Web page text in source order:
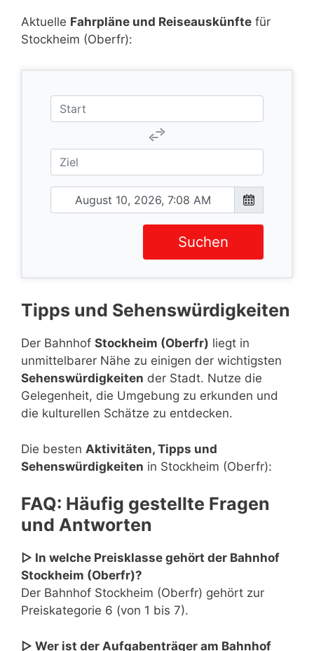
Aktuelle Fahrpläne und Reiseauskünfte für
Stockheim (Oberfr):
Suchen
Tipps und Sehenswürdigkeiten
Der Bahnhof Stockheim (Oberfr) liegt in
unmittelbarer Nähe zu einigen der wichtigsten
Sehenswürdigkeiten der Stadt. Nutze die
Gelegenheit, die Umgebung zu erkunden und
die kulturellen Schätze zu entdecken.
Die besten Aktivitäten, Tipps und
Sehenswürdigkeiten in Stockheim (Oberfr):
FAQ: Häufig gestellte Fragen
und Antworten
▷ In welche Preisklasse gehört der Bahnhof
Stockheim (Oberfr)?
Der Bahnhof Stockheim (Oberfr) gehört zur
Preiskategorie 6 (von 1 bis 7).
▷ Wer ist der Aufgabenträger am Bahnhof